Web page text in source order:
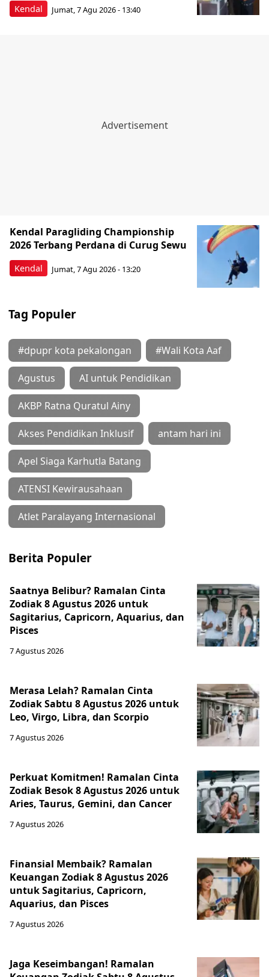
Kendal Jumat, 7 Agu 2026 - 13:40
Kendal
Kendal Paragliding Championship
2026 Terbang Perdana di Curug Sewu
Jumat, 7 Agu 2026 - 13:20
Tag Populer
#dpupr kota pekalongan #Wali Kota Aaf
Agustus AI untuk Pendidikan
AKBP Ratna Quratul Ainy
Akses Pendidikan Inklusif antam hari ini
Apel Siaga Karhutla Batang
ATENSI Kewirausahaan
Atlet Paralayang Internasional
Berita Populer
Saatnya Belibur? Ramalan Cinta
Zodiak 8 Agustus 2026 untuk
Sagitarius, Capricorn, Aquarius, dan
Pisces
7 Agustus 2026
Merasa Lelah? Ramalan Cinta
Zodiak Sabtu 8 Agustus 2026 untuk
Leo, Virgo, Libra, dan Scorpio
7 Agustus 2026
Perkuat Komitmen! Ramalan Cinta
Zodiak Besok 8 Agustus 2026 untuk
Aries, Taurus, Gemini, dan Cancer
7 Agustus 2026
Finansial Membaik? Ramalan
Keuangan Zodiak 8 Agustus 2026
untuk Sagitarius, Capricorn,
Aquarius, dan Pisces
7 Agustus 2026
Jaga Keseimbangan! Ramalan